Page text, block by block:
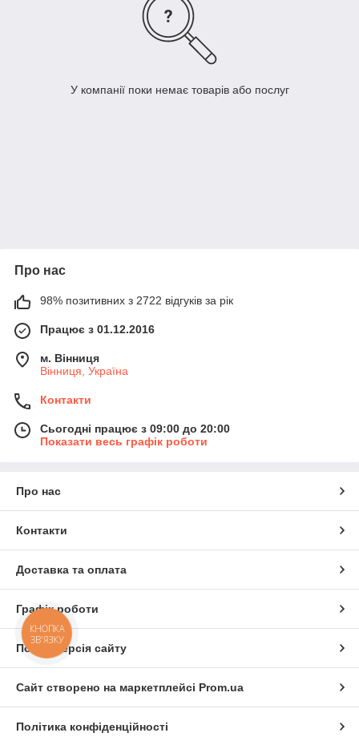
У компанії поки немає товарів або послуг
Про нас
98% позитивних з 2722 відгуків за рік
Працює з 01.12.2016
м. Вінниця
Вінниця, Україна
Контакти
Сьогодні працює з 09:00 до 20:00
Показати весь графік роботи
Про нас
Контакти
Доставка та оплата
Графік роботи
Повна версія сайту
Сайт створено на маркетплейсі Prom.ua
Політика конфіденційності
КНОПКА
ЗВ'ЯЗКУ